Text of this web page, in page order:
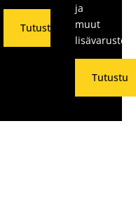
Tutustu
ja
muut
Tutustu